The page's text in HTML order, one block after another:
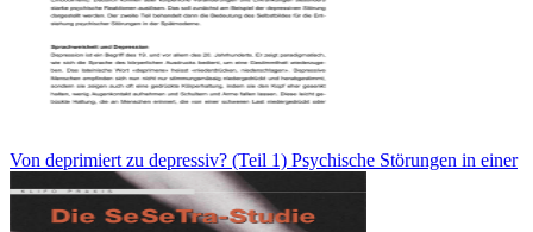
Von deprimiert zu depressiv? (Teil 1) Psychische Störungen in einer